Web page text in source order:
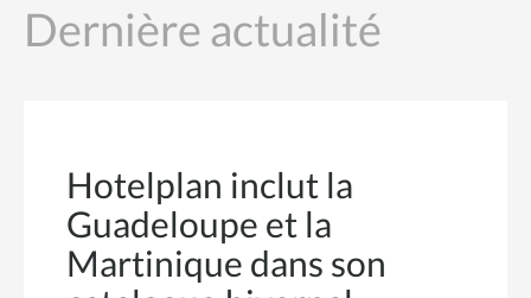
Dernière actualité
Hotelplan inclut la
Guadeloupe et la
Martinique dans son